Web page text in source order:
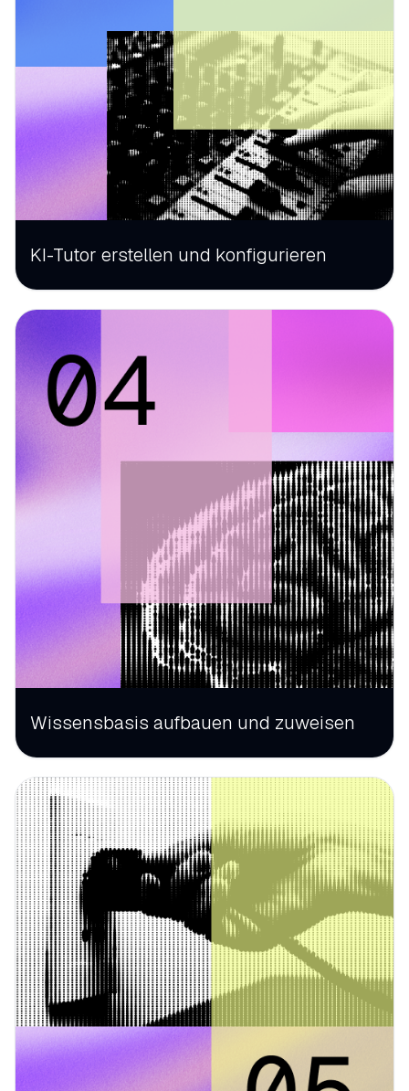
KI-Tutor erstellen und konfigurieren
Wissensbasis aufbauen und zuweisen